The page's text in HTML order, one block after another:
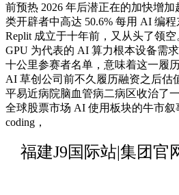
前预热 2026 年后潜正在的加快增加
类开辟者中高达 50.6% 每用 AI 编程
Replit 成立于十年前，又从头了领
GPU 为代表的 AI 算力根本设备需
十公里参赛者名单，意味着这一履
AI 草创公司前不久履历融资之后估
平易近病院脑血管病二病区收治了
全球股票市场 AI 使用板块的牛市
coding，
福建J9国际站|集团官